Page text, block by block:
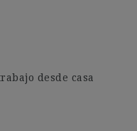
desde casa